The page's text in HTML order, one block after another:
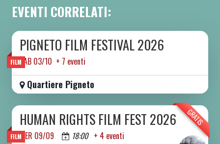
EVENTI CORRELATI:
FILM
DA SAB 03/10 A SAB 10/10 2026
PIGNETO FILM FESTIVAL 2026
SAB 03/10 + 7 eventi
Quartiere Pigneto
FILM
GRATIS
DA MER 09/09 A DOM 13/09 2026
HUMAN RIGHTS FILM FEST 2026
MER 09/09 18:00 + 4 eventi